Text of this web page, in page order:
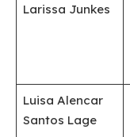
Larissa Junkes
Luisa Alencar
Santos Lage